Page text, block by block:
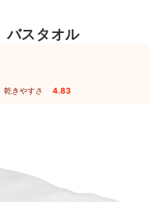
バスタオル
乾きやすさ 4.83